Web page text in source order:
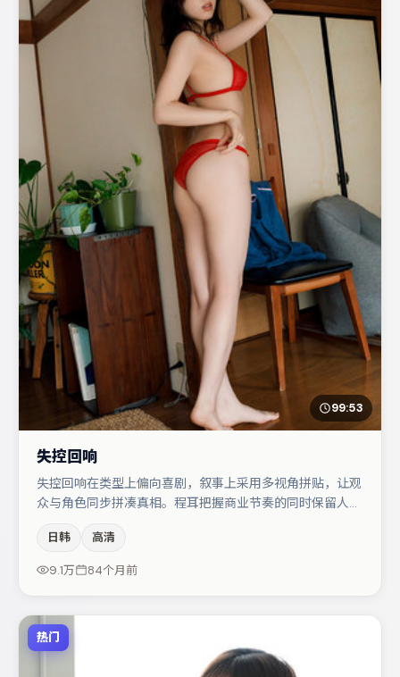
99:53
失控回响
失控回响在类型上偏向喜剧，叙事上采用多视角拼贴，让观
众与角色同步拼凑真相。程耳把握商业节奏的同时保留人物
淇的对手戏构成全片情感锚点，周迅则以细节塑造推动谜题
层层揭开。若你偏爱强类型与清晰主线，这部作品值得关
日韩 高清
9.1万 84个月前
热门